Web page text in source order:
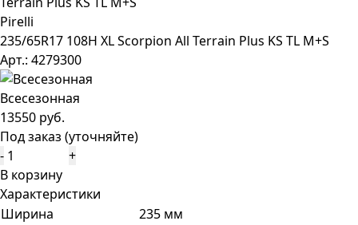
Pirelli
235/65R17 108H XL Scorpion All Terrain Plus KS TL M+S
Арт.: 4279300
Всесезонная
13550 руб.
Под заказ (уточняйте)
-
+
В корзину
Характеристики
Ширина
235 мм